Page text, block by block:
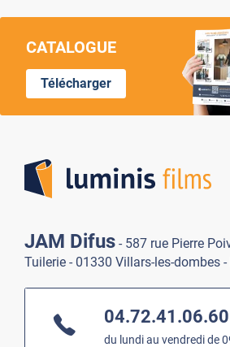
CATALOGUE
Télécharger
JAM Difus - 587 rue Pierre
Tuilerie - 01330 Villars-les-dombes -
04.72.41.06.60
du lundi au vendredi de